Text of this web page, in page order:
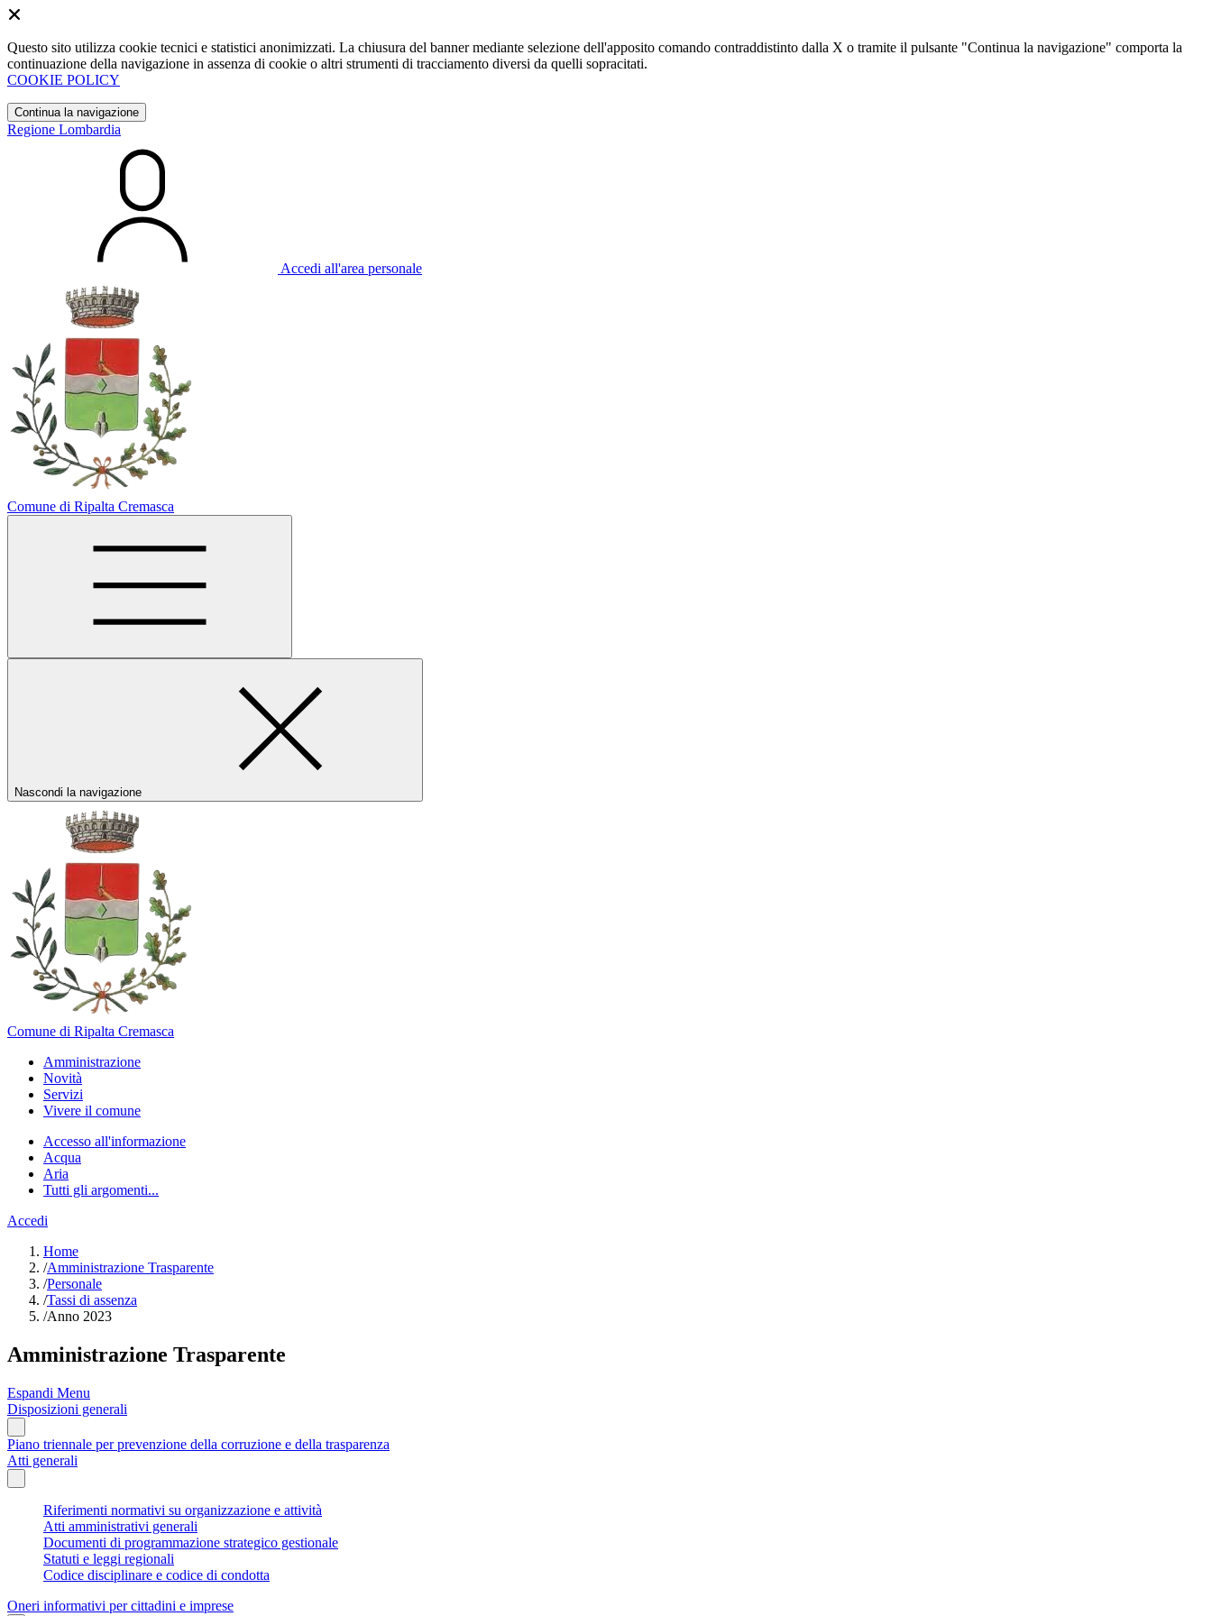
Questo sito utilizza cookie tecnici e statistici anonimizzati. La chiusura del banner mediante selezione dell'apposito comando contraddistinto dalla X o tramite il pulsante "Continua la navigazione" comporta la
continuazione della navigazione in assenza di cookie o altri strumenti di tracciamento diversi da quelli sopracitati.
COOKIE POLICY
Continua la navigazione
Regione Lombardia
Accedi all'area personale
Comune di Ripalta Cremasca
Nascondi la navigazione
Comune di Ripalta Cremasca
Amministrazione
Novità
Servizi
Vivere il comune
Accesso all'informazione
Acqua
Aria
Tutti gli argomenti...
Accedi
Home
/Amministrazione Trasparente
/Personale
/Tassi di assenza
/Anno 2023
Amministrazione Trasparente
Espandi Menu
Disposizioni generali
Piano triennale per prevenzione della corruzione e della trasparenza
Atti generali
Riferimenti normativi su organizzazione e attività
Atti amministrativi generali
Documenti di programmazione strategico gestionale
Statuti e leggi regionali
Codice disciplinare e codice di condotta
Oneri informativi per cittadini e imprese